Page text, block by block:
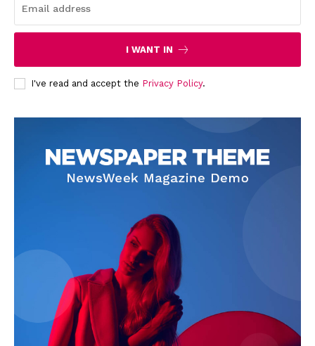
News Week
Magazine PRO
I WANT IN
I've read and accept the Privacy Policy.